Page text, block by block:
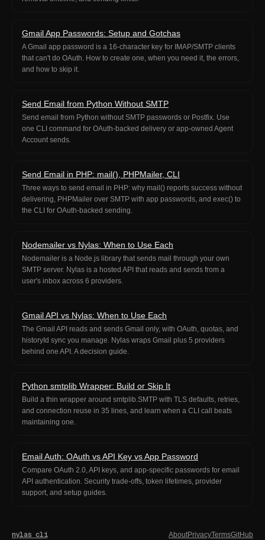
Gmail App Passwords: Setup and Gotchas
A Gmail app password is a 16-character key for IMAP/SMTP clients
that can't do OAuth. How to create one, when you need it, the errors,
and how to skip it.
Send Email from Python Without SMTP
Send email from Python without SMTP passwords or Postfix. Use
one CLI command for OAuth-backed delivery or app-owned Agent
Account sends.
Send Email in PHP: mail(), PHPMailer, CLI
Three ways to send email in PHP: why mail() reports success without
delivering, PHPMailer over SMTP with app passwords, and exec() to
the CLI for OAuth-backed sending.
Nodemailer vs Nylas: When to Use Each
Nodemailer is a Node.js library that sends mail through your own
SMTP server. Nylas is a hosted API that reads and sends from a
user's inbox across 6 providers.
Gmail API vs Nylas: When to Use Each
The Gmail API reads and sends Gmail only, with OAuth, quotas, and
historyId sync you manage. Nylas wraps Gmail plus 5 providers
behind one API. A decision guide.
Python smtplib Wrapper: Build or Skip It
Build a thin wrapper around smtplib.SMTP with TLS defaults, retries,
and connection reuse in 35 lines, and learn when a CLI call beats
maintaining one.
Email Auth: OAuth vs API Key vs App Password
Compare OAuth 2.0, API keys, and app-specific passwords for email
API authentication. Security trade-offs, token lifetimes, provider
support, and setup guides.
nylas cli AboutPrivacyTermsGitHub